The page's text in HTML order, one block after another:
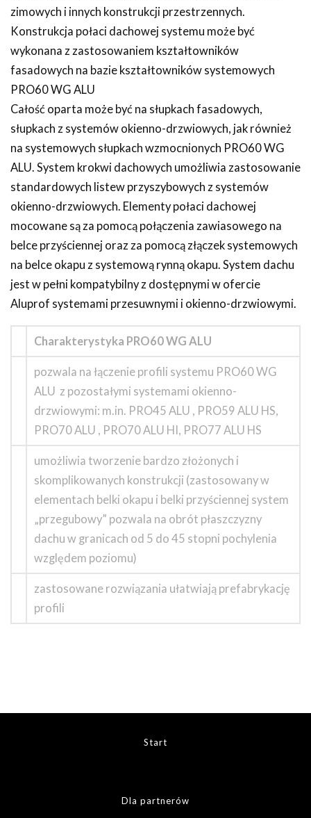
zimowych i innych konstrukcji przestrzennych.
Konstrukcja połaci dachowej systemu może być
wykonana z zastosowaniem kształtowników
fasadowych na bazie kształtowników systemowych
PRO60 WG ALU
Całość oparta może być na słupkach fasadowych,
słupkach z systemów okienno-drzwiowych, jak również
na systemowych słupkach wzmocnionych PRO60 WG
ALU. System krokwi dachowych umożliwia zastosowanie
standardowych listew przyszybowych z systemów
okienno-drzwiowych. Elementy połaci dachowej
mocowane są za pomocą połączenia zawiasowego na
belce przyściennej oraz za pomocą złączek systemowych
na belce okapu z systemową rynną okapu. System dachu
jest w pełni kompatybilny z dostępnymi w ofercie
Aluprof systemami przesuwnymi i okienno-drzwiowymi.
Charakterystyka PRO60 WG ALU
pozwala na łączenie profili systemu PRO60 WG
ALU z pozostałymi systemami okienno-
drzwiowymi: m.in. PRO45 ALU , PRO59 ALU HS,
PRO70 ALU , PRO70 ALU HI, PRO77 ALU HS
umożliwia tworzenie bardzo złożonych i
skomplikowanych konstrukcji (zastosowany w
elementach belki okapu i belki przyściennej system
„przegubowy” pozwala na obrót płaszczyzny
dachu w granicach od 5 do 45 stopni pochylenia
względem poziomu)
zastosowane rozwiązania ułatwiają prefabrykację
profili
Start
Dla partnerów